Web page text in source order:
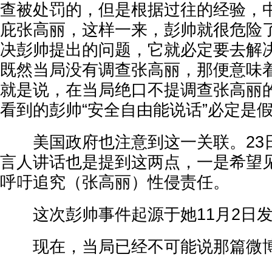
查被处罚的，但是根据过往的经验，
庇张高丽，这样一来，彭帅就很危险
决彭帅提出的问题，它就必定要去解
既然当局没有调查张高丽，那便意味
就是说，在当局绝口不提调查张高丽
看到的彭帅“安全自由能说话”必定是
美国政府也注意到这一关联。23
言人讲话也是提到这两点，一是希望
呼吁追究（张高丽）性侵责任。
这次彭帅事件起源于她11月2日发
现在，当局已经不可能说那篇微